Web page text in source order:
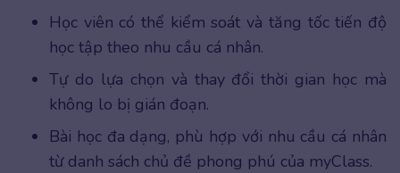
Học viên có thể kiểm soát và tăng tốc tiến độ
học tập theo nhu cầu cá nhân.
Tự do lựa chọn và thay đổi thời gian học mà
không lo bị gián đoạn.
Bài học đa dạng, phù hợp với nhu cầu cá nhân
từ danh sách chủ đề phong phú của myClass.